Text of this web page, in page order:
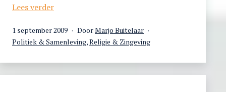
Lees verder‘Marokko
zoals
mijn
Gepubliceerd
op
1 september 2009 DoorMarjo Buitelaar
Gecategoriseerd
Politiek & Samenleving,Religie & Zingeving